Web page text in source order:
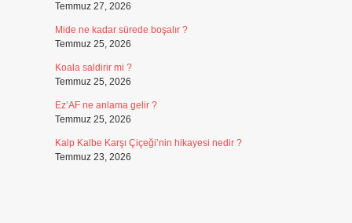
Temmuz 27, 2026
Mide ne kadar sürede boşalır ?
Temmuz 25, 2026
Koala saldirir mi ?
Temmuz 25, 2026
Ez’AF ne anlama gelir ?
Temmuz 25, 2026
Kalp Kalbe Karşı Çiçeği’nin hikayesi nedir ?
Temmuz 23, 2026